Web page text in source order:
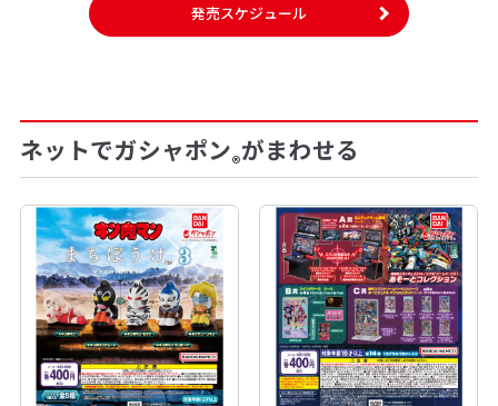
発売スケジュール
ネットでガシャポン®がまわせる